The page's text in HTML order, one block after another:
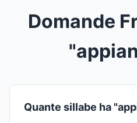
Domande
Quante sillabe ha